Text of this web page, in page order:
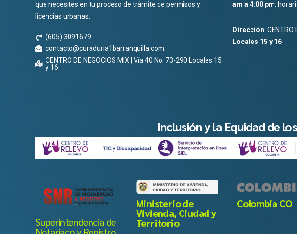
que necesites en tu proceso de trámite de permisos y
licencias urbanas.
(605) 3091679
contacto@curaduria1barranquilla.com
CENTRO DE NEGOCIOS MIX | Vía 40 No. 73-290 Locales 15
y 16
am a 4:00 pm.
Dirección: CENTRO
Locales 15 y 16
Inclusión y la Equidad de
Superintendencia de
Ministerio de
Vivienda, Ciudad y
Territorio
Colombia CO